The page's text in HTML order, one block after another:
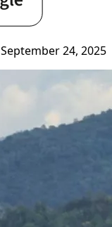
September 24, 2025